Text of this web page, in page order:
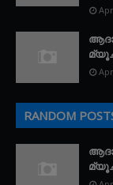
RANDOM